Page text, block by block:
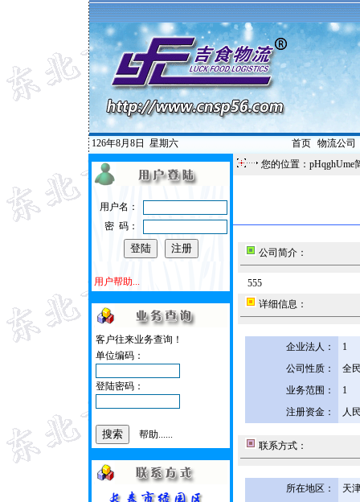
126年8月8日 星期六 首页| 物流公司
用户名：
密 码：
用户帮助...
客户往来业务查询！
单位编码：
登陆密码：
帮助......
您的位置：pHqghUme
公司简介：
555
详细信息：
企业法人：
1
公司性质：
全
业务范围：
1
注册资金：
人
联系方式：
所在地区：
天